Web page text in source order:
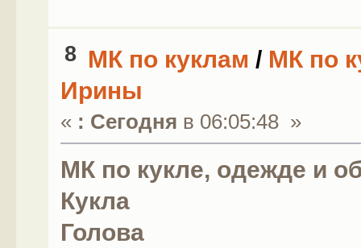
8 МК по куклам / МК по
Ирины
« : Сегодня в 06:05:48 »
МК по кукле, одежде и
Кукла
Голова